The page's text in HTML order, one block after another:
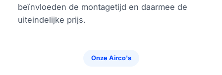
beïnvloeden de montagetijd en daarmee de
uiteindelijke prijs.
Onze Airco's